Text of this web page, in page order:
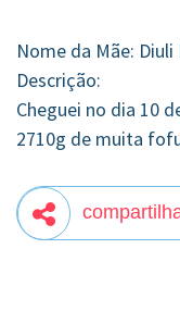
Nome da Mãe: Diuli
Descrição:
Cheguei no dia 10
2710g de muita